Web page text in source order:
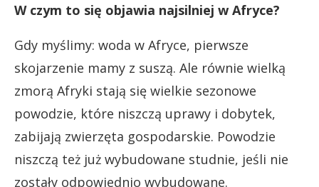
W czym to się objawia najsilniej w Afryce?
Gdy myślimy: woda w Afryce, pierwsze
skojarzenie mamy z suszą. Ale równie wielką
zmorą Afryki stają się wielkie sezonowe
powodzie, które niszczą uprawy i dobytek,
zabijają zwierzęta gospodarskie. Powodzie
niszczą też już wybudowane studnie, jeśli nie
zostały odpowiednio wybudowane.